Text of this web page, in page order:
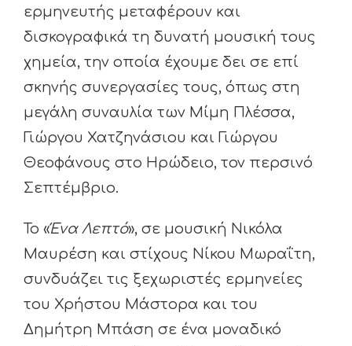
ερμηνευτής μεταφέρουν και
δισκογραφικά τη δυνατή μουσική τους
χημεία, την οποία έχουμε δει σε επί
σκηνής συνεργασίες τους, όπως στη
μεγάλη συναυλία των Μίμη Πλέσσα,
Γιώργου Χατζηνάσιου και Γιώργου
Θεοφάνους στο Ηρώδειο, τον περσινό
Σεπτέμβριο.
Το «Ένα Λεπτό», σε μουσική Νικόλα
Μαυρέση και στίχους Νίκου Μωραΐτη,
συνδυάζει τις ξεχωριστές ερμηνείες
του Χρήστου Μάστορα και του
Δημήτρη Μπάση σε ένα μοναδικό